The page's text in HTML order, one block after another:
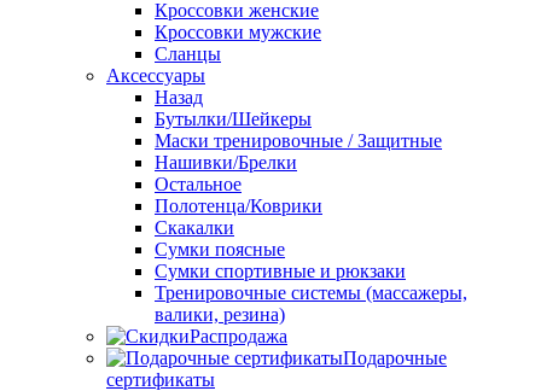
Кроссовки женские
Кроссовки мужские
Сланцы
Аксессуары
Назад
Бутылки/Шейкеры
Маски тренировочные / Защитные
Нашивки/Брелки
Остальное
Полотенца/Коврики
Скакалки
Сумки поясные
Сумки спортивные и рюкзаки
Тренировочные системы (массажеры,
валики, резина)
Распродажа
Подарочные
сертификаты